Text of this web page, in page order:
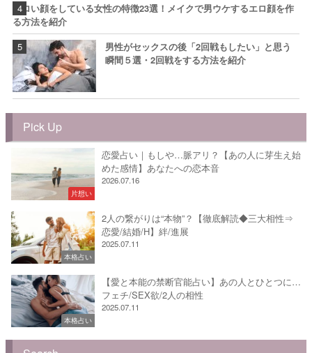
エロい顔をしている女性の特徴23選！メイクで男ウケするエロ顔を作
る方法を紹介
男性がセックスの後「2回戦もしたい」と思う
瞬間５選・2回戦をする方法を紹介
Pick Up
片想い
恋愛占い｜もしや…脈アリ？【あの人に芽生え始
めた感情】あなたへの恋本音
2026.07.16
本格占い
2人の繋がりは“本物”？【徹底解読◆三大相性⇒
恋愛/結婚/H】絆/進展
2025.07.11
本格占い
【愛と本能の禁断官能占い】あの人とひとつに…
フェチ/SEX欲/2人の相性
2025.07.11